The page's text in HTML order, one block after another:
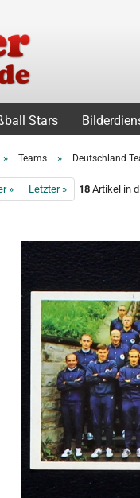
Stars
» Teams » Deutschland
» Letzter » 18 Artikel in